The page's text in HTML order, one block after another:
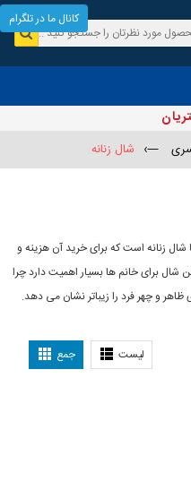
—› شال زنانه
شال زنانه است که برای خرید آن هزینه و
برای خانم ها بسیار اهمیت دارد چرا
و چهر فرد را زیباتر نشان می دهد.
لیست جمع
کانال ما در تلگرام